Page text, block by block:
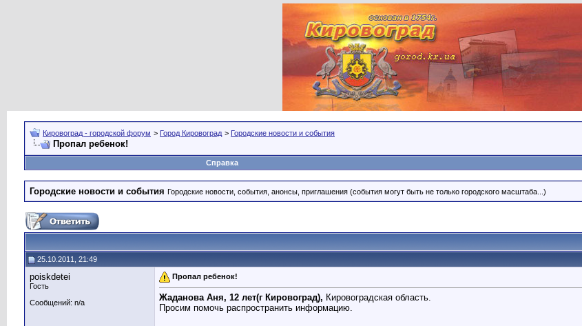
Кировоград - городской форум > Город Кировоград > Городские новости и события
Пропал ребенок!
Справка
Городские новости и события Городские новости, события, анонсы, приглашения (события могут быть не только городского масштаба...)
25.10.2011, 21:49
poiskdetei
Гость
Сообщений: n/a
Пропал ребенок!
Жаданова Аня, 12 лет(г Кировоград), Кировоградская область.
Просим помочь распространить информацию.